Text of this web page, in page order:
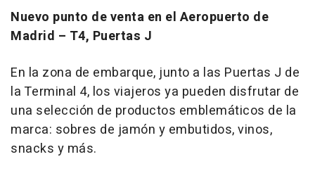
Nuevo punto de venta en el Aeropuerto de
Madrid – T4, Puertas J
En la zona de embarque, junto a las Puertas J de
la Terminal 4, los viajeros ya pueden disfrutar de
una selección de productos emblemáticos de la
marca: sobres de jamón y embutidos, vinos,
snacks y más.